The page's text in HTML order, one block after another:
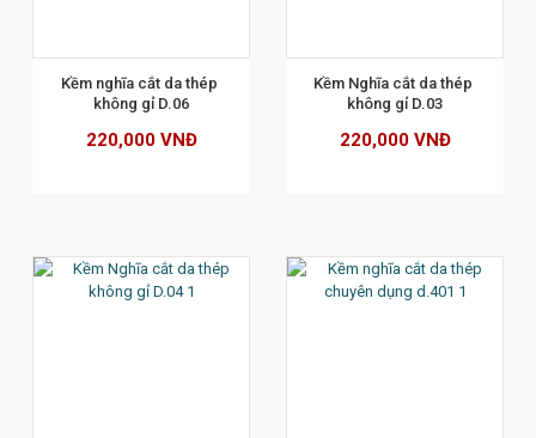
Kềm nghĩa cắt da thép
không gỉ D.06
220,000 VNĐ
Kềm Nghĩa cắt da thép
không gỉ D.03
220,000 VNĐ